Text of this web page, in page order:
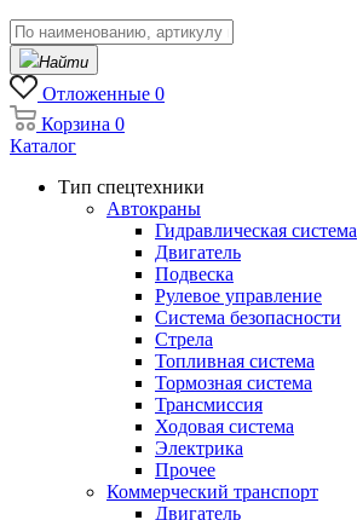
Найти
Отложенные 0
Корзина 0
Каталог
Тип спецтехники
Автокраны
Гидравлическая система
Двигатель
Подвеска
Рулевое управление
Система безопасности
Стрела
Топливная система
Тормозная система
Трансмиссия
Ходовая система
Электрика
Прочее
Коммерческий транспорт
Двигатель